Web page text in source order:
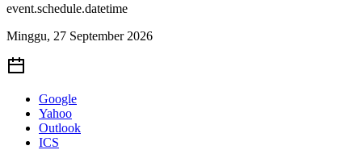
event.schedule.datetime
Minggu, 27 September 2026
Google
Yahoo
Outlook
ICS